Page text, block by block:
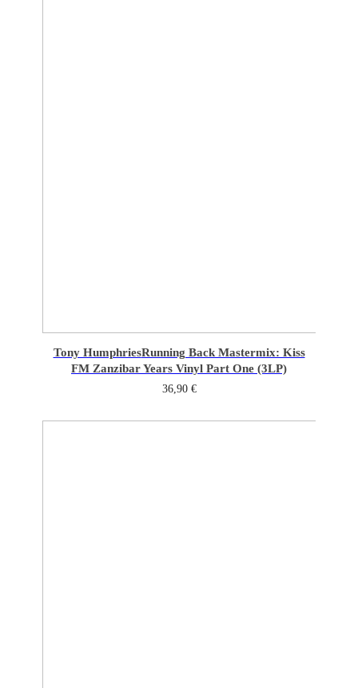
Tony HumphriesRunning Back Mastermix: Kiss
FM Zanzibar Years Vinyl Part One (3LP)
36,90 €